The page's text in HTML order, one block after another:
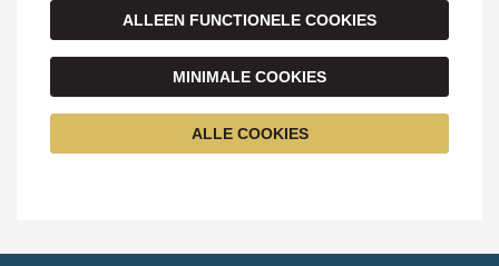
ALLEEN FUNCTIONELE COOKIES
MINIMALE COOKIES
ALLE COOKIES